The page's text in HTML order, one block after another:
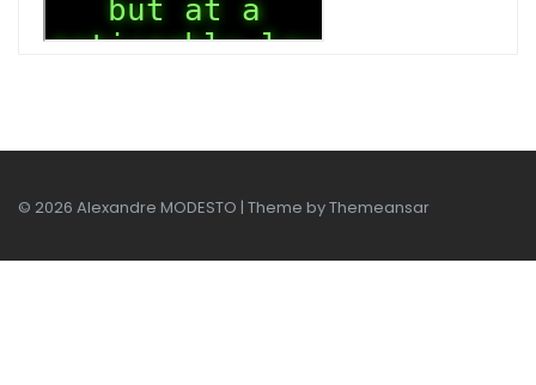
© 2026 Alexandre MODESTO | Theme byThemeansar